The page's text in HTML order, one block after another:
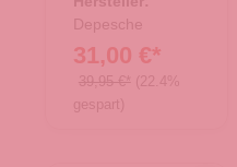
Depesche
31,00 €*
39,95 €* (22.4%
gespart)